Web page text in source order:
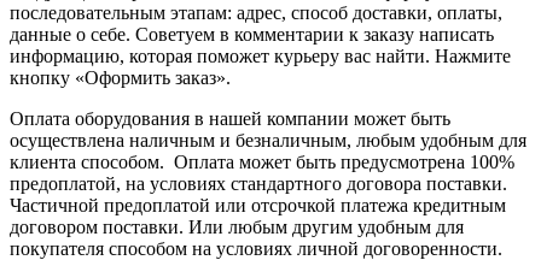
последовательным этапам: адрес, способ доставки, оплаты,
данные о себе. Советуем в комментарии к заказу написать
информацию, которая поможет курьеру вас найти. Нажмите
кнопку «Оформить заказ».
Оплата оборудования в нашей компании может быть
осуществлена наличным и безналичным, любым удобным для
клиента способом. Оплата может быть предусмотрена 100%
предоплатой, на условиях стандартного договора поставки.
Частичной предоплатой или отсрочкой платежа кредитным
договором поставки. Или любым другим удобным для
покупателя способом на условиях личной договоренности.